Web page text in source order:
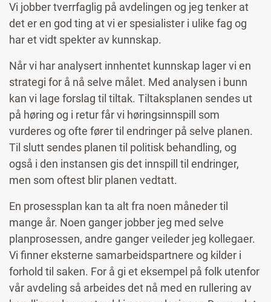
Vi jobber tverrfaglig på avdelingen og jeg tenker at
det er en god ting at vi er spesialister i ulike fag og
har et vidt spekter av kunnskap.
Når vi har analysert innhentet kunnskap lager vi en
strategi for å nå selve målet. Med analysen i bunn
kan vi lage forslag til tiltak. Tiltaksplanen sendes ut
på høring og i retur får vi høringsinnspill som
vurderes og ofte fører til endringer på selve planen.
Til slutt sendes planen til politisk behandling, og
også i den instansen gis det innspill til endringer,
men som oftest blir planen vedtatt.
En prosessplan kan ta alt fra noen måneder til
mange år. Noen ganger jobber jeg med selve
planprosessen, andre ganger veileder jeg kollegaer.
Vi finner eksterne samarbeidspartnere og kilder i
forhold til saken. For å gi et eksempel på folk utenfor
vår avdeling så arbeides det nå med en rullering av